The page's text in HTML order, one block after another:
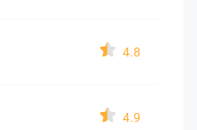
4.8
4.9